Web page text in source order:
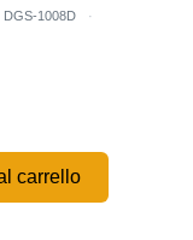
DGS-1008D
carrello